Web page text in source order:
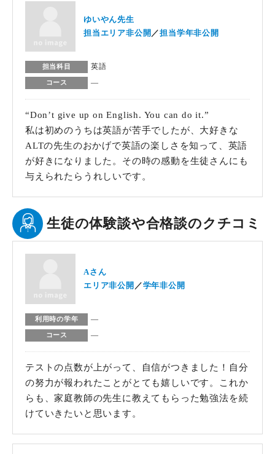
ゆいやん先生
担当エリア非公開
担当学年非公開
担当科目 英語
コース ―
“Don’t give up on English. You can do it.”
私は初めのうちは英語が苦手でしたが、大好きな
ALTの先生のおかげで英語の楽しさを知って、英語
が好きになりました。その時の感動を生徒さんにも
与えられたらうれしいです。
生徒の体験談や合格談のクチコミ
Aさん
エリア非公開
学年非公開
利用時の学年 ―
コース ―
テストの点数が上がって、自信がつきました！自分
の努力が報われたことがとても嬉しいです。これか
らも、家庭教師の先生に教えてもらった勉強法を続
けていきたいと思います。